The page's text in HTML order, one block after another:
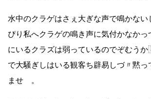
水中のクラゲはさぇ大ぎな声で鳴かない
ぴり私へクラゲの鳴き声に気付かなかっ
にいるクラズは弱っているのでぞむうか
で大騒ぎしはいる観客ち辟易しづ〃黙
ませ゘。